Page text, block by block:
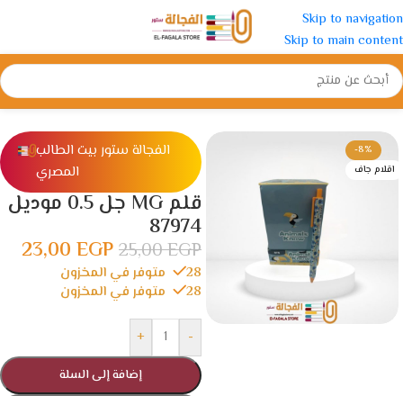
Skip to navigation
Skip to main content
الرئيسية/ادوات مدرسية/الأقلام/اقلام جاف
-8%
اقلام جاف
الفجالة ستور بيت الطالب
المصري
قلم MG جل 0.5 موديل
87974
25,00EGP
23,00 EGP
28 متوفر في المخزون
28 متوفر في المخزون
-
+
إضافة إلى السلة